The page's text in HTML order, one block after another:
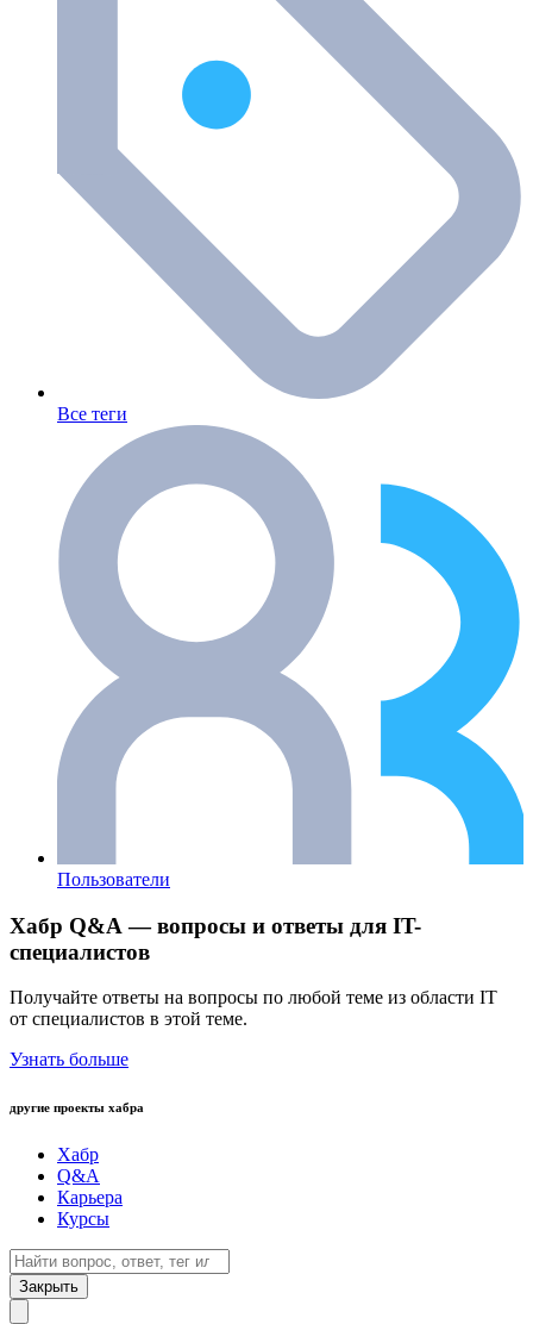
Все теги
Пользователи
Хабр Q&A — вопросы и ответы для IT-
специалистов
Получайте ответы на вопросы по любой теме из области IT
от специалистов в этой теме.
Узнать больше
другие проекты хабра
Хабр
Q&A
Карьера
Курсы
Закрыть